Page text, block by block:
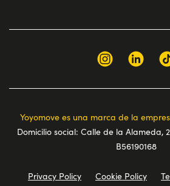
Yoyomove es una marca de la
Domicilio social: Calle de la Alameda,
B56190168
Privacy Policy Cookie Policy